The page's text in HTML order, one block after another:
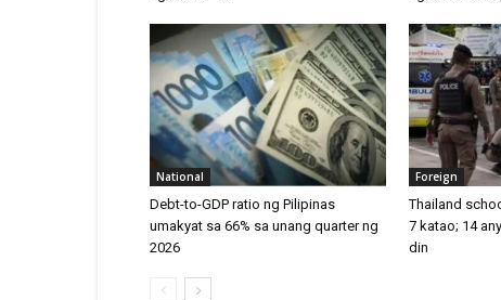
National
Debt-to-GDP ratio ng Pilipinas
umakyat sa 66% sa unang quarter ng
2026
Foreign
Thailand
7 katao; 14
din